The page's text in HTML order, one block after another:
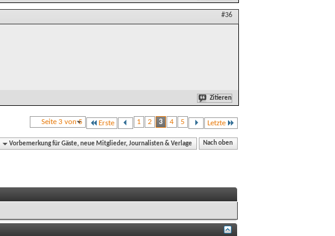
#36
Zitieren
Seite 3 von 5 Erste 1 2 3 4 5 Letzte
Vorbemerkung für Gäste, neue Mitglieder, Journalisten & Verlage Nach oben